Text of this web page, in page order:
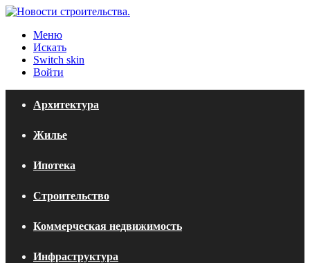
Меню
Искать
Switch skin
Войти
Архитектура
Жилье
Ипотека
Строительство
Коммерческая недвижимость
Инфраструктура